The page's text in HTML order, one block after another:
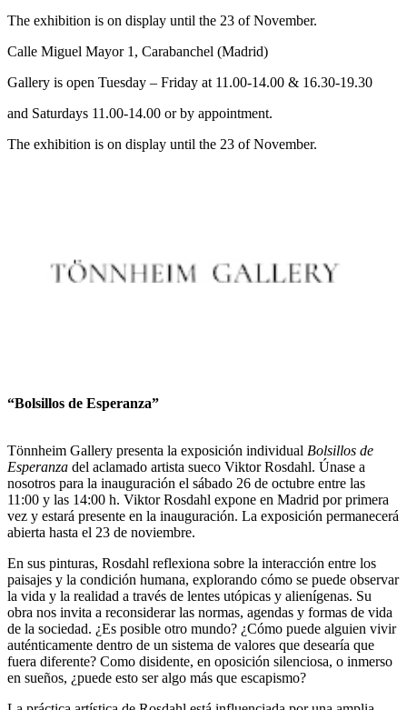
The exhibition is on display until the 23 of November.
Calle Miguel Mayor 1, Carabanchel (Madrid)
Gallery is open Tuesday – Friday at 11.00-14.00 & 16.30-19.30
and Saturdays 11.00-14.00 or by appointment.
The exhibition is on display until the 23 of November.
“Bolsillos de Esperanza”
Tönnheim Gallery presenta la exposición individual Bolsillos de
Esperanza del aclamado artista sueco Viktor Rosdahl. Únase a
nosotros para la inauguración el sábado 26 de octubre entre las
11:00 y las 14:00 h. Viktor Rosdahl expone en Madrid por primera
vez y estará presente en la inauguración. La exposición permanecerá
abierta hasta el 23 de noviembre.
En sus pinturas, Rosdahl reflexiona sobre la interacción entre los
paisajes y la condición humana, explorando cómo se puede observar
la vida y la realidad a través de lentes utópicas y alienígenas. Su
obra nos invita a reconsiderar las normas, agendas y formas de vida
de la sociedad. ¿Es posible otro mundo? ¿Cómo puede alguien vivir
auténticamente dentro de un sistema de valores que desearía que
fuera diferente? Como disidente, en oposición silenciosa, o inmerso
en sueños, ¿puede esto ser algo más que escapismo?